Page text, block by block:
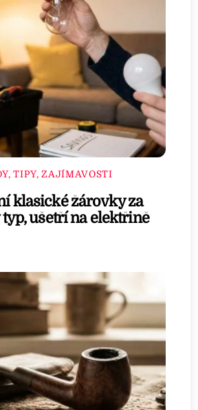
TIPY, ZAJÍMAVOSTI
klasické žárovky za
ušetří na elektřině